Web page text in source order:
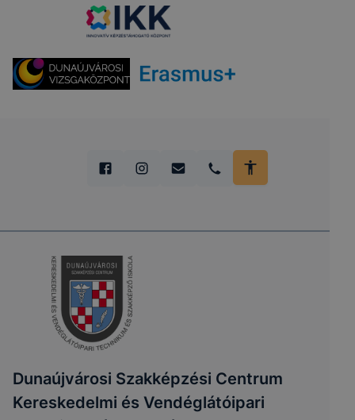
Dunaújvárosi Szakképzési Centrum
Kereskedelmi és Vendéglátóipari